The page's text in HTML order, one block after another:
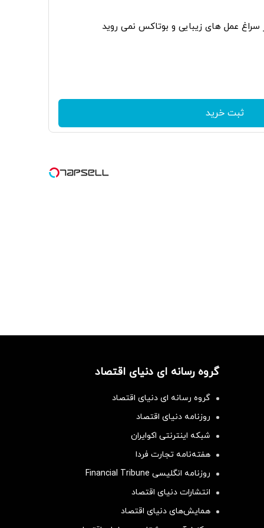
سراغ عمل های زیبایی و بوتاکس نمی روید
ثبت خرید
گروه رسانه ای دنیای اقتصاد
گروه رسانه ای دنیای اقتصاد
روزنامه دنیای اقتصاد
شبکه اینترنتی اکوایران
هفته‌نامه تجارت فردا
روزنامه انگلیسی Financial Tribune
انتشارات دنیای اقتصاد
همایش‌های دنیای اقتصاد